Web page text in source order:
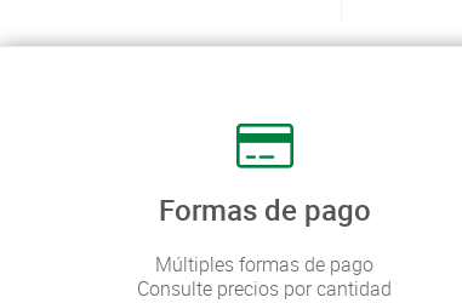
Formas de pago
Múltiples formas de pago
Consulte precios por cantidad